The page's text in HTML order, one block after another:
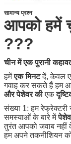
सामान्य प्रश्न
आपको हमें
???
चीन में एक पुरानी
हमेंएक मिनटदें, केवल
गवाह कर सकते हैं हम
और पेशेवर कीएक
संख्या 1: हम रेफ्रेक्टरी
समस्याओं के बारे में
तुरंत आपको जवाब नहीं
हम अपने तकनीशियन